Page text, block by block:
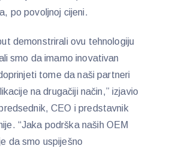
po povoljnoj cijeni.
demonstrirali ovu tehnologiju
smo da imamo inovativan
tome da naši partneri
na drugačiji način,” izjavio
CEO i predstavnik
“Jaka podrška naših OEM
da smo uspiješno